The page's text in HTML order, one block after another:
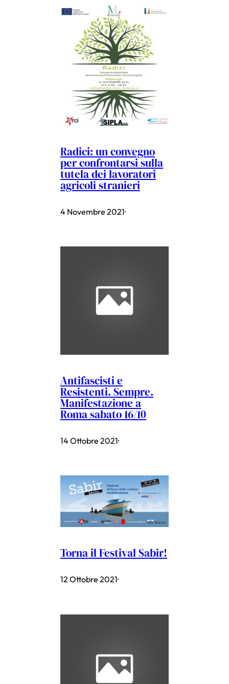
Radici: un convegno
per confrontarsi sulla
tutela dei lavoratori
agricoli stranieri
4 Novembre 2021·
Antifascisti e
Resistenti. Sempre.
Manifestazione a
Roma sabato 16/10
14 Ottobre 2021·
Torna il Festival Sabir!
12 Ottobre 2021·